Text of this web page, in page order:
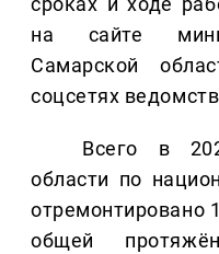
на сайте
Самарской
соцсетях
Всего в
области по
отремонтировано
общей